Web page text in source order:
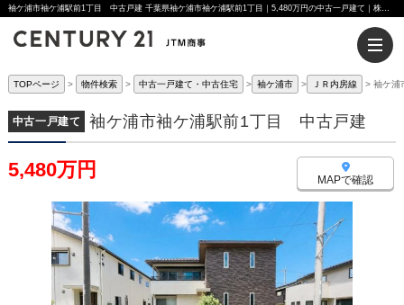
袖ケ浦市袖ケ浦駅前1丁目 中古戸建 千葉県袖ケ浦市袖ケ浦駅前1丁目｜5,480万円の中古一戸建て｜株式会社JTM商事
TOPページ 物件検索 中古一戸建て・中古住宅 袖ケ浦市 ＪＲ内房線 袖ケ浦
中古一戸建て 袖ケ浦市袖ケ浦駅前1丁目 中古戸建
5,480万円 MAPで確認